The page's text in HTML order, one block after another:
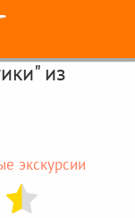
из
экскурсии